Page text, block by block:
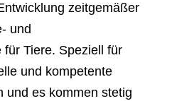
zeitgemäßer
und
Tiere. Speziell für
und kompetente
und es kommen stetig